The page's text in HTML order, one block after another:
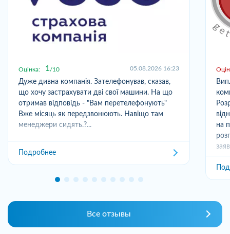
Оцінка: 1 10 05.08.2026 16:23
Дуже дивна компанія. Зателефонував, сказав,
що хочу застрахувати дві свої машини. На що
отримав відповідь - "Вам перетелефонують"
Вже місяць як передзвонюють. Навіщо там
менеджери сидять.?...
Подробнее
на
Все отзывы